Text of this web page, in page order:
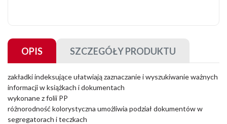
OPIS SZCZEGÓŁY PRODUKTU
zakładki indeksujące ułatwiają zaznaczanie i wyszukiwanie ważnych
informacji w książkach i dokumentach
wykonane z folii PP
różnorodność kolorystyczna umożliwia podział dokumentów w
segregatorach i teczkach